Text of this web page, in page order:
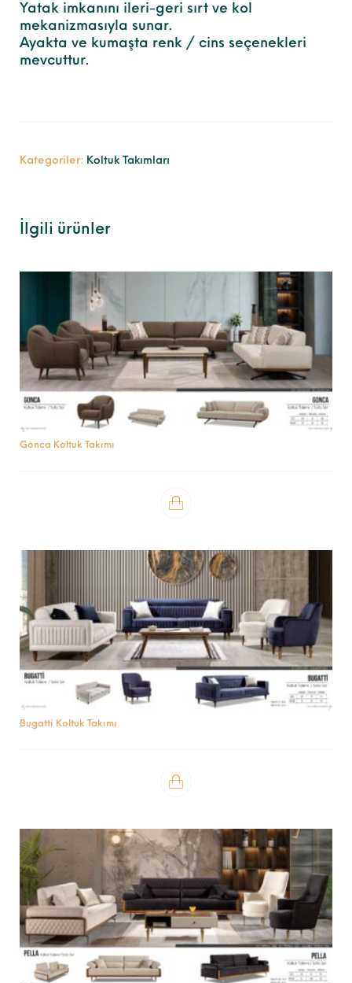
Yatak imkanını ileri-geri sırt ve kol
mekanizmasıyla sunar.
Ayakta ve kumaşta renk / cins seçenekleri
mevcuttur.
Kategoriler: Koltuk Takımları
İlgili ürünler
Gonca Koltuk Takımı
Bugatti Koltuk Takımı